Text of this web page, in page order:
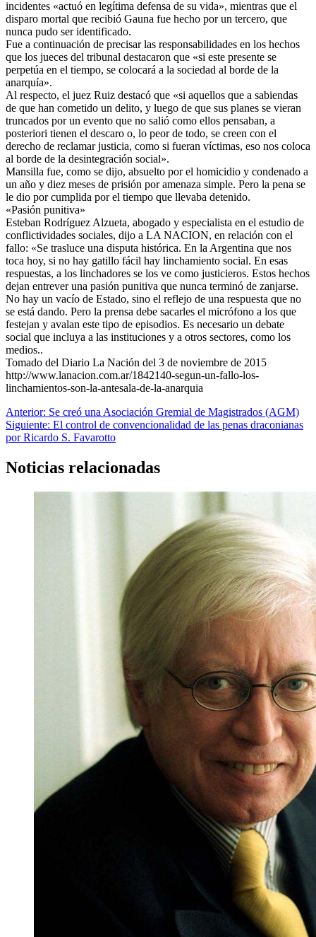
incidentes «actuó en legítima defensa de su vida», mientras que el
disparo mortal que recibió Gauna fue hecho por un tercero, que
nunca pudo ser identificado.
Fue a continuación de precisar las responsabilidades en los hechos
que los jueces del tribunal destacaron que «si este presente se
perpetúa en el tiempo, se colocará a la sociedad al borde de la
anarquía».
Al respecto, el juez Ruiz destacó que «si aquellos que a sabiendas
de que han cometido un delito, y luego de que sus planes se vieran
truncados por un evento que no salió como ellos pensaban, a
posteriori tienen el descaro o, lo peor de todo, se creen con el
derecho de reclamar justicia, como si fueran víctimas, eso nos coloca
al borde de la desintegración social».
Mansilla fue, como se dijo, absuelto por el homicidio y condenado a
un año y diez meses de prisión por amenaza simple. Pero la pena se
le dio por cumplida por el tiempo que llevaba detenido.
«Pasión punitiva»
Esteban Rodríguez Alzueta, abogado y especialista en el estudio de
conflictividades sociales, dijo a LA NACION, en relación con el
fallo: «Se trasluce una disputa histórica. En la Argentina que nos
toca hoy, si no hay gatillo fácil hay linchamiento social. En esas
respuestas, a los linchadores se los ve como justicieros. Estos hechos
dejan entrever una pasión punitiva que nunca terminó de zanjarse.
No hay un vacío de Estado, sino el reflejo de una respuesta que no
se está dando. Pero la prensa debe sacarles el micrófono a los que
festejan y avalan este tipo de episodios. Es necesario un debate
social que incluya a las instituciones y a otros sectores, como los
medios..
Tomado del Diario La Nación del 3 de noviembre de 2015
http://www.lanacion.com.ar/1842140-segun-un-fallo-los-
linchamientos-son-la-antesala-de-la-anarquia
Navegación
de
Anterior: Se creó una Asociación Gremial de Magistrados (AGM)
Siguiente: El control de convencionalidad de las penas draconianas
por Ricardo S. Favarotto
Noticias relacionadas